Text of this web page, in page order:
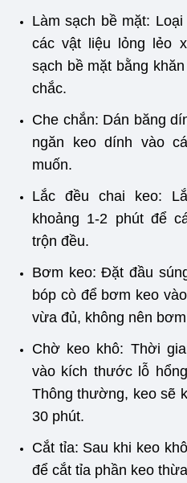
Làm sạch bề mặt:
các vật liệu lỏng lẻo
sạch bề mặt bằng
chắc.
Che chắn: Dán băng
ngăn keo dính vào
muốn.
Lắc đều chai keo:
khoảng 1-2 phút để
trộn đều.
Bơm keo: Đặt đầu
bóp cò để bơm keo
vừa đủ, không nên
Chờ keo khô: Thời
vào kích thước lỗ
Thông thường, keo sẽ
30 phút.
Cắt tỉa: Sau khi keo
để cắt tỉa phần keo